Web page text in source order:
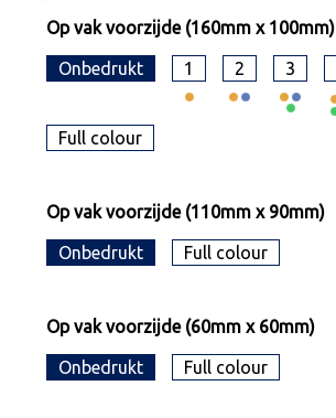
Op vak voorzijde (160mm x 100mm)
Onbedrukt 1 2 3
Full colour
Op vak voorzijde (110mm x 90mm)
Onbedrukt Full colour
Op vak voorzijde (60mm x 60mm)
Onbedrukt Full colour